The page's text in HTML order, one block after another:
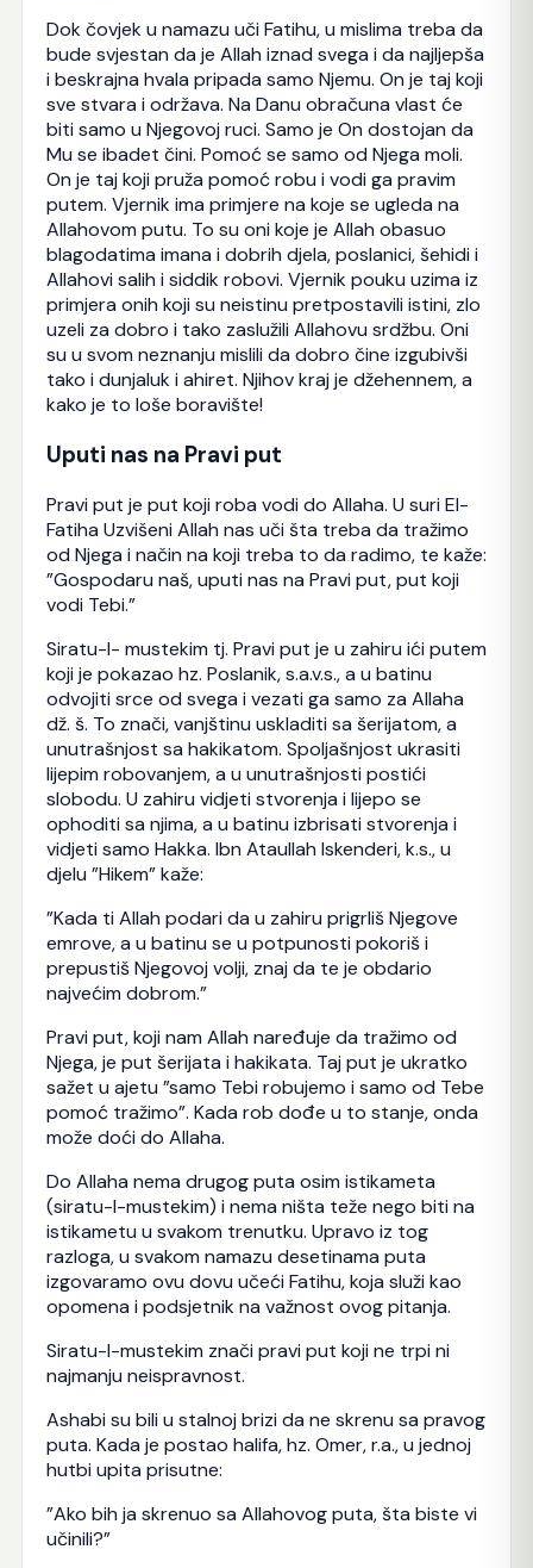
Dok čovjek u namazu uči Fatihu, u mislima treba da
bude svjestan da je Allah iznad svega i da najljepša
i beskrajna hvala pripada samo Njemu. On je taj koji
sve stvara i održava. Na Danu obračuna vlast će
biti samo u Njegovoj ruci. Samo je On dostojan da
Mu se ibadet čini. Pomoć se samo od Njega moli.
On je taj koji pruža pomoć robu i vodi ga pravim
putem. Vjernik ima primjere na koje se ugleda na
Allahovom putu. To su oni koje je Allah obasuo
blagodatima imana i dobrih djela, poslanici, šehidi i
Allahovi salih i siddik robovi. Vjernik pouku uzima iz
primjera onih koji su neistinu pretpostavili istini, zlo
uzeli za dobro i tako zaslužili Allahovu srdžbu. Oni
su u svom neznanju mislili da dobro čine izgubivši
tako i dunjaluk i ahiret. Njihov kraj je džehennem, a
kako je to loše boravište!
Uputi nas na Pravi put
Pravi put je put koji roba vodi do Allaha. U suri El-
Fatiha Uzvišeni Allah nas uči šta treba da tražimo
od Njega i način na koji treba to da radimo, te kaže:
”Gospodaru naš, uputi nas na Pravi put, put koji
vodi Tebi.”
Siratu-l- mustekim tj. Pravi put je u zahiru ići putem
koji je pokazao hz. Poslanik, s.a.v.s., a u batinu
odvojiti srce od svega i vezati ga samo za Allaha
dž. š. To znači, vanjštinu uskladiti sa šerijatom, a
unutrašnjost sa hakikatom. Spoljašnjost ukrasiti
lijepim robovanjem, a u unutrašnjosti postići
slobodu. U zahiru vidjeti stvorenja i lijepo se
ophoditi sa njima, a u batinu izbrisati stvorenja i
vidjeti samo Hakka. Ibn Ataullah Iskenderi, k.s., u
djelu ”Hikem” kaže:
”Kada ti Allah podari da u zahiru prigrliš Njegove
emrove, a u batinu se u potpunosti pokoriš i
prepustiš Njegovoj volji, znaj da te je obdario
najvećim dobrom.”
Pravi put, koji nam Allah naređuje da tražimo od
Njega, je put šerijata i hakikata. Taj put je ukratko
sažet u ajetu ”samo Tebi robujemo i samo od Tebe
pomoć tražimo”. Kada rob dođe u to stanje, onda
može doći do Allaha.
Do Allaha nema drugog puta osim istikameta
(siratu-l-mustekim) i nema ništa teže nego biti na
istikametu u svakom trenutku. Upravo iz tog
razloga, u svakom namazu desetinama puta
izgovaramo ovu dovu učeći Fatihu, koja služi kao
opomena i podsjetnik na važnost ovog pitanja.
Siratu-l-mustekim znači pravi put koji ne trpi ni
najmanju neispravnost.
Ashabi su bili u stalnoj brizi da ne skrenu sa pravog
puta. Kada je postao halifa, hz. Omer, r.a., u jednoj
hutbi upita prisutne:
”Ako bih ja skrenuo sa Allahovog puta, šta biste vi
učinili?”